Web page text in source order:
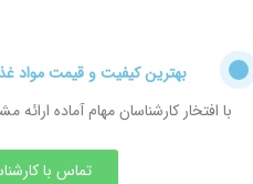
بهترین کیفیت و قیمت مواد
با افتخار کارشناسان مهام آماده ارائه
تماس با